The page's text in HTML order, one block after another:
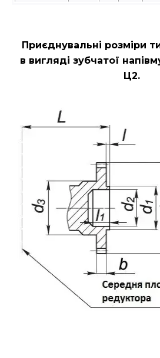
Приєднувальні розміри
в вигляді зубчатої
Ц2.